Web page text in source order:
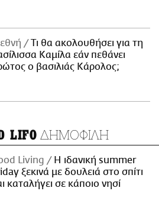
Τι θα ακολουθήσει για τη
Καμίλα εάν πεθάνει
ο βασιλιάς Κάρολος;
LIFO ΔΗΜΟΦΙΛΗ
Living
Η ιδανική summer
ξεκινά με δουλειά στο σπίτι
καταλήγει σε κάποιο νησί